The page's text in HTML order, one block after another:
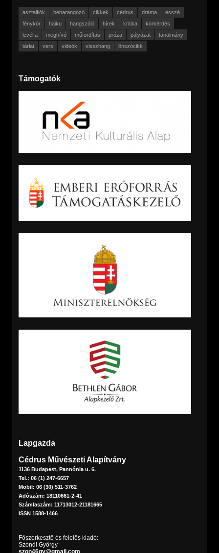
asztalfiók beharangozó cikkek cédrus dráma
esszé
fénykör
haiku hangszóló hírek kritika
körkérdés
levélfa
meghívó műfordítás próza pályázat
tanulmány
tárlat
vers videók visszhang önszócikk
Támogatók
Lapgazda
Cédrus Művészeti Alapítvány
1136 Budapest, Pannónia u. 6.
Tel.: 06 (1) 247-6657
Mobil: 06 (30) 511-3762
Adószám: 18110661-2-41
Számlaszám: 11713012-21181665
ISSN 1588-1466
Főszerkesztő és felelős kiadó:
Szondi György